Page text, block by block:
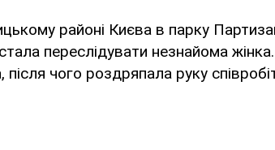
районі Києва в парку
переслідувати незнайома
після чого роздряпала руку